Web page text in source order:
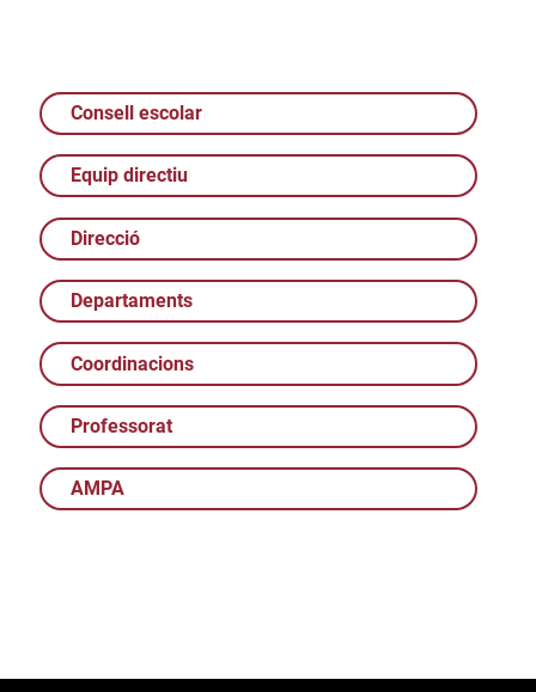
Consell escolar
Equip directiu
Direcció
Departaments
Coordinacions
Professorat
AMPA